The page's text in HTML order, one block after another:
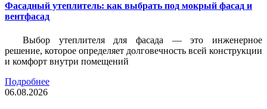
Фасадный утеплитель: как выбрать под мокрый фасад и
вентфасад
Выбор утеплителя для фасада — это инженерное
решение, которое определяет долговечность всей конструкции
и комфорт внутри помещений
Подробнее
06.08.2026